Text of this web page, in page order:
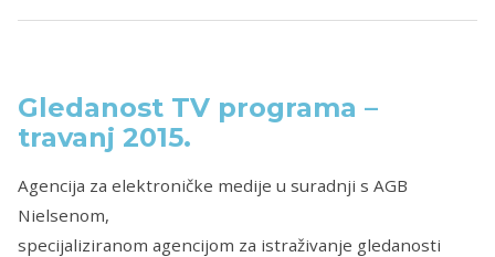
Gledanost TV programa –
travanj 2015.
Agencija za elektroničke medije u suradnji s AGB
Nielsenom,
specijaliziranom agencijom za istraživanje gledanosti